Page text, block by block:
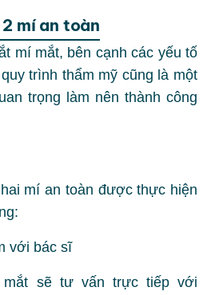
mí an toàn
mí mắt, bên cạnh các yếu tố
trình thẩm mỹ cũng là một
trọng làm nên thành công
mí an toàn được thực hiện
với bác sĩ
mắt sẽ tư vấn trực tiếp với